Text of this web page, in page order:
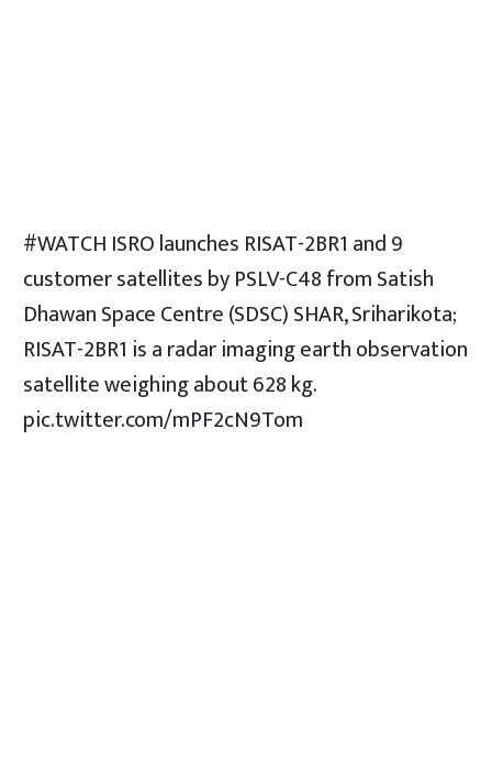
#WATCH ISRO launches RISAT-2BR1 and 9
customer satellites by PSLV-C48 from Satish
Dhawan Space Centre (SDSC) SHAR, Sriharikota;
RISAT-2BR1 is a radar imaging earth observation
satellite weighing about 628 kg.
pic.twitter.com/mPF2cN9Tom